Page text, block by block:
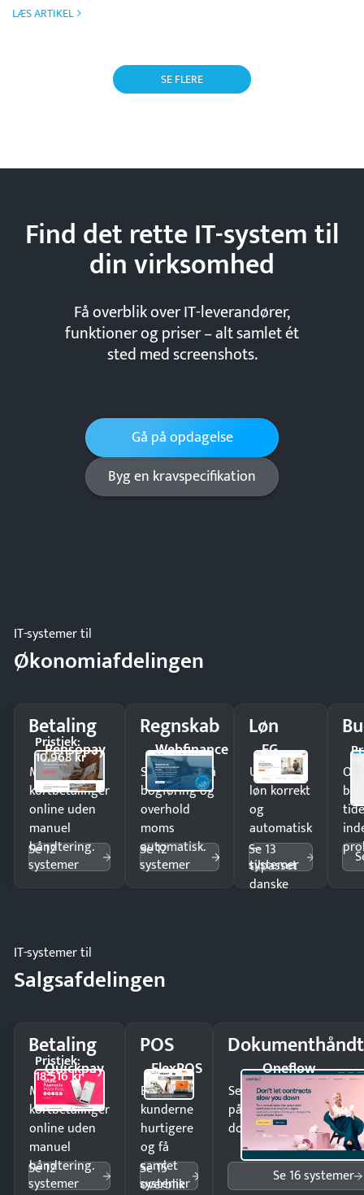
LÆS ARTIKEL
SE FLERE
Find det rette IT-system til
dinvirksomhed
Få overblik over IT-leverandører,
funktioner og priser – alt samlet ét
sted med screenshots.
Gå på opdagelse
Byg en kravspecifikation
IT-systemer til
Økonomiafdelingen
Betaling
Pensopay
Pristjek:
10.968 kr
Modtag
kortbetalinger
online uden
manuel
håndtering.
Se 12
systemer
Regnskab
Webfinance
Spar timer på
bogføring og
overhold
moms
automatisk.
Se 12
systemer
Løn
EG
Udbetal
løn korrekt
og
automatisk
—
tilpasset
danske
Se 13
systemer
IT-systemer til
Salgsafdelingen
Betaling
Quickpay
Pristjek:
18.516 kr
Modtag
kortbetalinger
online uden
manuel
håndtering.
Se 12
systemer
POS
FlexPOS
Ekspedér
kunderne
hurtigere
og få
samlet
overblik
Se 15
systemer
Oneflow
Send kontrakter til
på minutter og mist
dokumenter.
Se 16 systemer